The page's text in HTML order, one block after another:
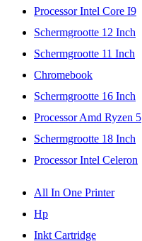
Processor Intel Core I9
Schermgrootte 12 Inch
Schermgrootte 11 Inch
Chromebook
Schermgrootte 16 Inch
Processor Amd Ryzen 5
Schermgrootte 18 Inch
Processor Intel Celeron
All In One Printer
Hp
Inkt Cartridge